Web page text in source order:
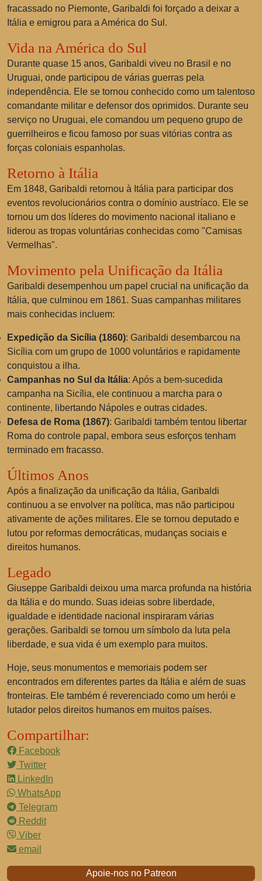
fracassado no Piemonte, Garibaldi foi forçado a deixar a
Itália e emigrou para a América do Sul.
Vida na América do Sul
Durante quase 15 anos, Garibaldi viveu no Brasil e no
Uruguai, onde participou de várias guerras pela
independência. Ele se tornou conhecido como um talentoso
comandante militar e defensor dos oprimidos. Durante seu
serviço no Uruguai, ele comandou um pequeno grupo de
guerrilheiros e ficou famoso por suas vitórias contra as
forças coloniais espanholas.
Retorno à Itália
Em 1848, Garibaldi retornou à Itália para participar dos
eventos revolucionários contra o domínio austríaco. Ele se
tornou um dos líderes do movimento nacional italiano e
liderou as tropas voluntárias conhecidas como "Camisas
Vermelhas".
Movimento pela Unificação da Itália
Garibaldi desempenhou um papel crucial na unificação da
Itália, que culminou em 1861. Suas campanhas militares
mais conhecidas incluem:
Expedição da Sicília (1860): Garibaldi desembarcou na
Sicília com um grupo de 1000 voluntários e rapidamente
conquistou a ilha.
Campanhas no Sul da Itália: Após a bem-sucedida
campanha na Sicília, ele continuou a marcha para o
continente, libertando Nápoles e outras cidades.
Defesa de Roma (1867): Garibaldi também tentou libertar
Roma do controle papal, embora seus esforços tenham
terminado em fracasso.
Últimos Anos
Após a finalização da unificação da Itália, Garibaldi
continuou a se envolver na política, mas não participou
ativamente de ações militares. Ele se tornou deputado e
lutou por reformas democráticas, mudanças sociais e
direitos humanos.
Legado
Giuseppe Garibaldi deixou uma marca profunda na história
da Itália e do mundo. Suas ideias sobre liberdade,
igualdade e identidade nacional inspiraram várias
gerações. Garibaldi se tornou um símbolo da luta pela
liberdade, e sua vida é um exemplo para muitos.
Hoje, seus monumentos e memoriais podem ser
encontrados em diferentes partes da Itália e além de suas
fronteiras. Ele também é reverenciado como um herói e
lutador pelos direitos humanos em muitos países.
Compartilhar:
Facebook
Twitter
LinkedIn
WhatsApp
Telegram
Reddit
Viber
email
Apoie-nos no Patreon